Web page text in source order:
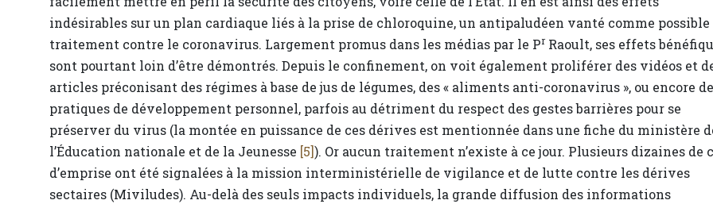
indésirables sur un plan cardiaque liés à la prise de chloroquine, un antipaludéen vanté comme possible
traitement contre le coronavirus. Largement promus dans les médias par le Pr Raoult, ses effets
sont pourtant loin d’être démontrés. Depuis le confinement, on voit également proliférer des vidéos et
articles préconisant des régimes à base de jus de légumes, des « aliments anti-coronavirus », ou encore
pratiques de développement personnel, parfois au détriment du respect des gestes barrières pour se
préserver du virus (la montée en puissance de ces dérives est mentionnée dans une fiche du ministère
l’Éducation nationale et de la Jeunesse [5]). Or aucun traitement n’existe à ce jour. Plusieurs dizaines de
d’emprise ont été signalées à la mission interministérielle de vigilance et de lutte contre les dérives
sectaires (Miviludes). Au-delà des seuls impacts individuels, la grande diffusion des informations